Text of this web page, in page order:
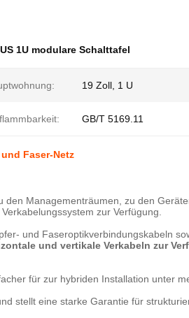
1U modulare Schalttafel
19 Zoll, 1 U
GB/T 5169.11
Faser-Netz
Managementräumen, zu den
zur Verfügung.
und Faseroptikverbindungskabeln
und vertikale Verkabeln zur
für zur hybriden Installation unter
stellt eine starke Garantie für